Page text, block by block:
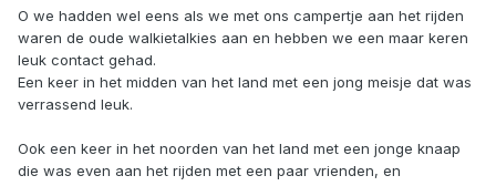
O we hadden wel eens als we met ons campertje aan het rijden
waren de oude walkietalkies aan en hebben we een maar keren
leuk contact gehad.
Een keer in het midden van het land met een jong meisje dat was
verrassend leuk.
Ook een keer in het noorden van het land met een jonge knaap
die was even aan het rijden met een paar vrienden, en